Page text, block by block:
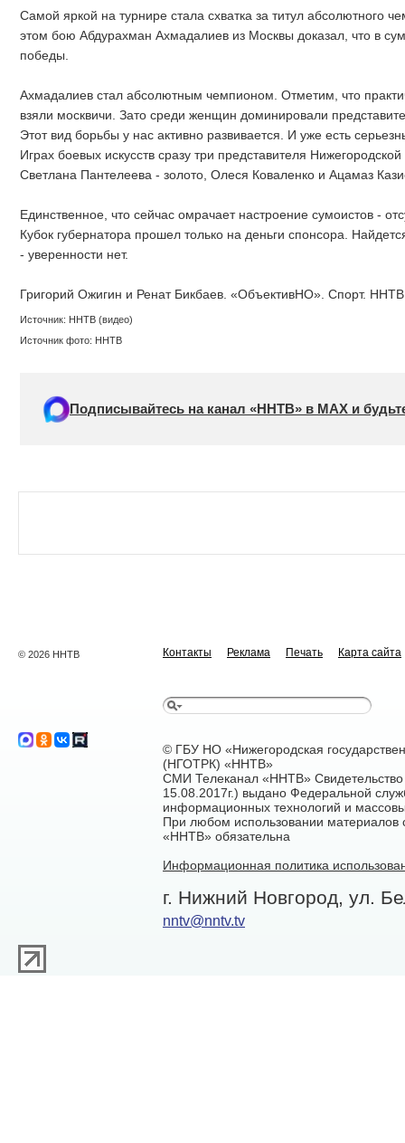
Самой яркой на турнире стала схватка за титул абсолютного
этом бою Абдурахман Ахмадалиев из Москвы доказал, что в
победы.
Ахмадалиев стал абсолютным чемпионом. Отметим, что
взяли москвичи. Зато среди женщин доминировали
Этот вид борьбы у нас активно развивается. И уже есть
Играх боевых искусств сразу три представителя
Светлана Пантелеева - золото, Олеся Коваленко и Ацамаз
Единственное, что сейчас омрачает настроение сумоистов -
Кубок губернатора прошел только на деньги спонсора.
- уверенности нет.
Григорий Ожигин и Ренат Бикбаев. «ОбъективНО». Спорт.
Источник: ННТВ (видео)
Источник фото: ННТВ
Подписывайтесь на канал «ННТВ» в МАХ и
© 2026 ННТВ Контакты Реклама Печать Карта сайта
© ГБУ НО «Нижегородская
(НГОТРК) «ННТВ»
СМИ Телеканал «ННТВ»
15.08.2017г.) выдано Федеральной
информационных технологий и
При любом использовании материалов
«ННТВ» обязательна
Информационная политика
г. Нижний Новгород, ул.
nntv@nntv.tv